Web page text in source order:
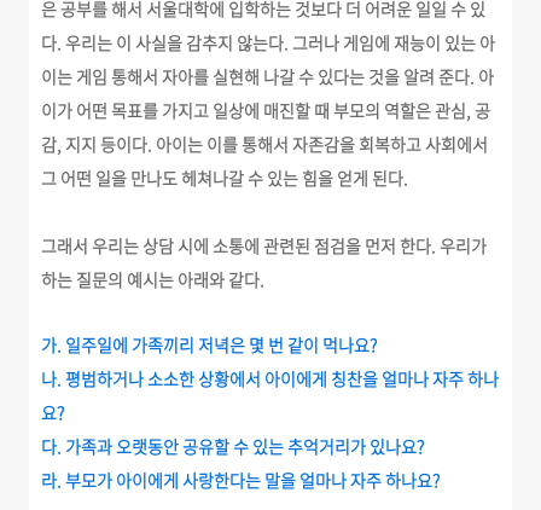
은 공부를 해서 서울대학에 입학하는 것보다 더 어려운 일일 수 있
다. 우리는 이 사실을 감추지 않는다. 그러나 게임에 재능이 있는 아
이는 게임 통해서 자아를 실현해 나갈 수 있다는 것을 알려 준다. 아
이가 어떤 목표를 가지고 일상에 매진할 때 부모의 역할은 관심, 공
감, 지지 등이다. 아이는 이를 통해서 자존감을 회복하고 사회에서
그 어떤 일을 만나도 헤쳐나갈 수 있는 힘을 얻게 된다.
그래서 우리는 상담 시에 소통에 관련된 점검을 먼저 한다. 우리가
하는 질문의 예시는 아래와 같다.
가. 일주일에 가족끼리 저녁은 몇 번 같이 먹나요?
나. 평범하거나 소소한 상황에서 아이에게 칭찬을 얼마나 자주 하나
요?
다. 가족과 오랫동안 공유할 수 있는 추억거리가 있나요?
라. 부모가 아이에게 사랑한다는 말을 얼마나 자주 하나요?